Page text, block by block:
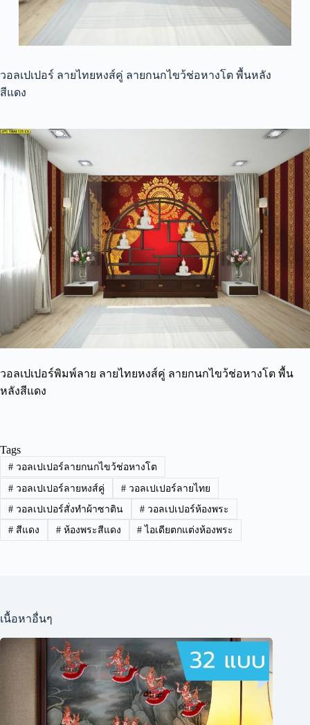
วอลเปเปอร์ ลายไทยหงส์คู่ ลายกนกไขว้ช่อหางโต พื้นหลัง
สีแดง
วอลเปเปอร์พิมพ์ลาย ลายไทยหงส์คู่ ลายกนกไขว้ช่อหางโต พื้น
หลังสีแดง
Tags
#วอลเปเปอร์ลายกนกไขว้ช่อหางโต
#วอลเปเปอร์ลายหงส์คู่ #วอลเปเปอร์ลายไทย
#วอลเปเปอร์สั่งทำผ้าซาติน #วอลเปเปอร์ห้องพระ
#สีแดง #ห้องพระสีแดง # ไอเดียตกแต่งห้องพระ
เนื้อหาอื่นๆ